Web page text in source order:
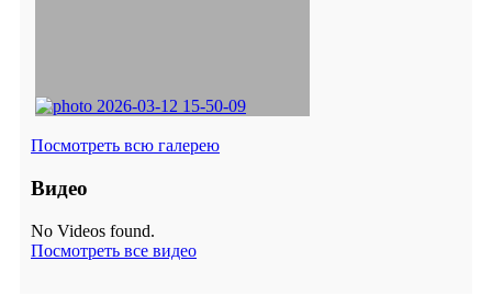
Посмотреть всю галерею
Видео
No Videos found.
Посмотреть все видео